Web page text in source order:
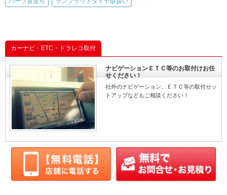
カーナビ・ETC・ドラレコ取付
ナビゲーションＥＴＣ等のお取付けお任
せください！
社外のナビゲーション、ＥＴＣ等の取付セッ
トアップなどもご相談ください！